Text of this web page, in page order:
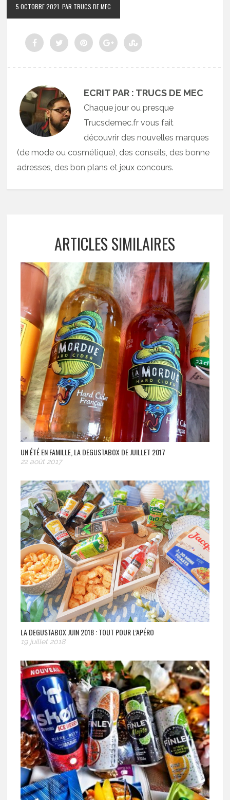
5 OCTOBRE 2021 PAR TRUCS DE MEC
ECRIT PAR : TRUCS DE MEC
Chaque jour ou presque
Trucsdemec.fr vous fait
découvrir des nouvelles marques
(de mode ou cosmétique), des conseils, des bonne
adresses, des bon plans et jeux concours.
ARTICLES SIMILAIRES
UN ÉTÉ EN FAMILLE, LA DEGUSTABOX DE JUILLET 2017
22 août 2017
LA DEGUSTABOX JUIN 2018 : TOUT POUR L’APÉRO
19 juillet 2018